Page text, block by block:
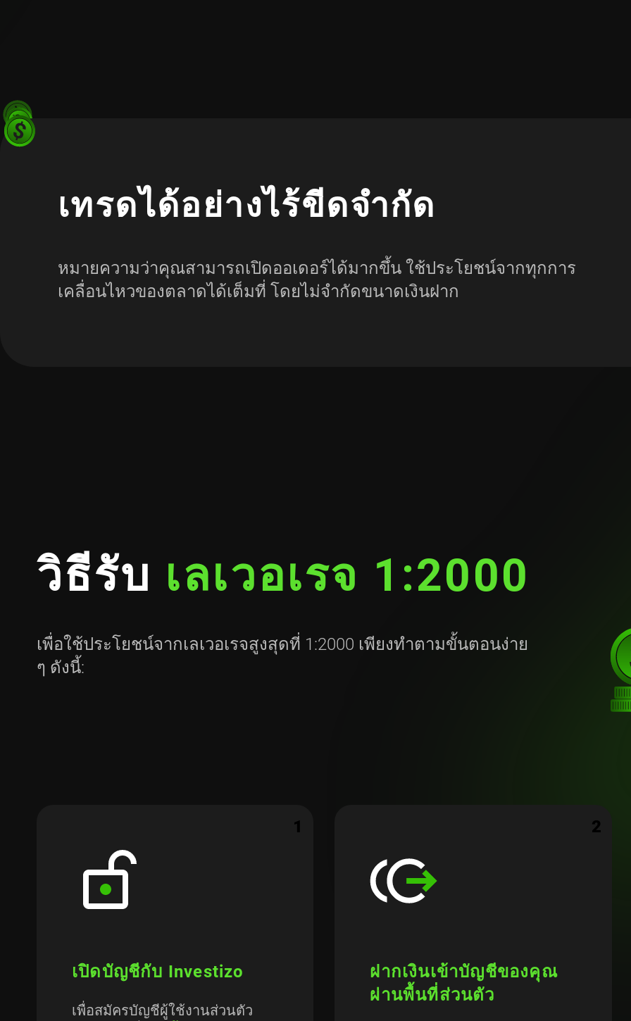
เทรดได้อย่างไร้ขีดจำกัด
หมายความว่าคุณสามารถเปิดออเดอร์ได้มากขึ้น ใช้ประโยชน์จากทุกการ
เคลื่อนไหวของตลาดได้เต็มที่ โดยไม่จำกัดขนาดเงินฝาก
วิธีรับ เลเวอเรจ 1:2000
เพื่อใช้ประโยชน์จากเลเวอเรจสูงสุดที่ 1:2000 เพียงทำตามขั้นตอนง่าย
ๆ ดังนี้:
1
เปิดบัญชีกับ Investizo
เพื่อสมัครบัญชีผู้ใช้งานส่วนตัว
2
ฝากเงินเข้าบัญชีของคุณ
ผ่านพื้นที่ส่วนตัว